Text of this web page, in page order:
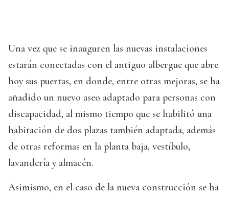
Una vez que se inauguren las nuevas instalaciones
estarán conectadas con el antiguo albergue que abre
hoy sus puertas, en donde, entre otras mejoras, se ha
añadido un nuevo aseo adaptado para personas con
discapacidad, al mismo tiempo que se habilitó una
habitación de dos plazas también adaptada, además
de otras reformas en la planta baja, vestíbulo,
lavandería y almacén.
Asimismo, en el caso de la nueva construcción se ha